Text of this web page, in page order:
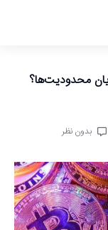
محدودیت‌ها؟
بدون نظر